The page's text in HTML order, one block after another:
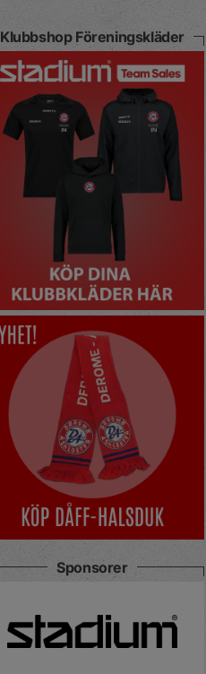
Klubbshop Föreningskläder
Sponsorer